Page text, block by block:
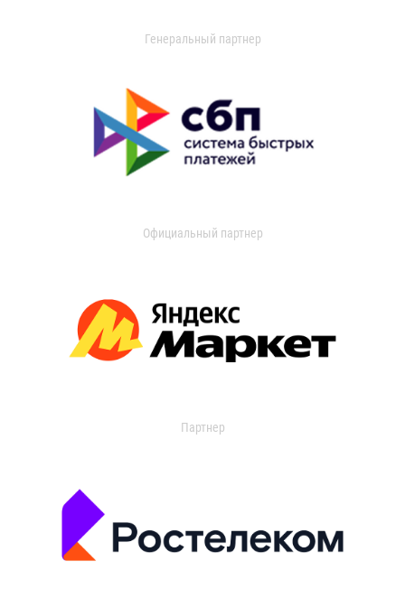
Генеральный партнер
Официальный партнер
Партнер